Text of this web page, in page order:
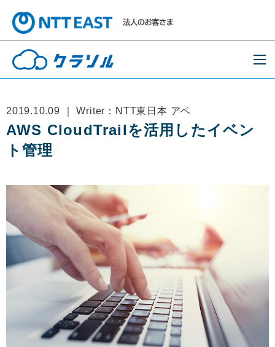
2019.10.09 ｜ Writer：NTT東日本 アベ
AWS CloudTrailを活用したイベン
ト管理